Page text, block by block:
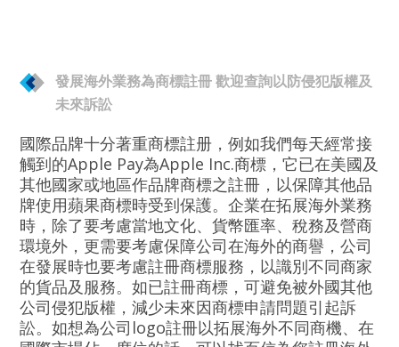
發展海外業務為商標註冊 歡迎查詢以防侵犯版權及
未來訴訟
國際品牌十分著重商標註册，例如我們每天經常接
觸到的Apple Pay為Apple Inc.商標，它已在美國及
其他國家或地區作品牌商標之註冊，以保障其他品
牌使用蘋果商標時受到保護。企業在拓展海外業務
時，除了要考慮當地文化、貨幣匯率、稅務及營商
環境外，更需要考慮保障公司在海外的商譽，公司
在發展時也要考慮註冊商標服務，以識別不同商家
的貨品及服務。如已註冊商標，可避免被外國其他
公司侵犯版權，減少未來因商標申請問題引起訴
訟。如想為公司logo註冊以拓展海外不同商機、在